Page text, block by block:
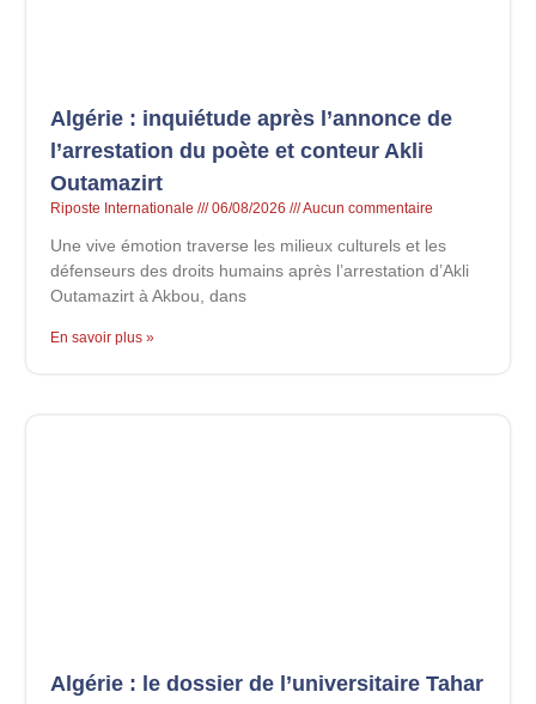
Algérie : inquiétude après l’annonce de
l’arrestation du poète et conteur Akli
Outamazirt
Riposte Internationale 06/08/2026 Aucun commentaire
Une vive émotion traverse les milieux culturels et les
défenseurs des droits humains après l’arrestation d’Akli
Outamazirt à Akbou, dans
En savoir plus »
Algérie : le dossier de l’universitaire Tahar